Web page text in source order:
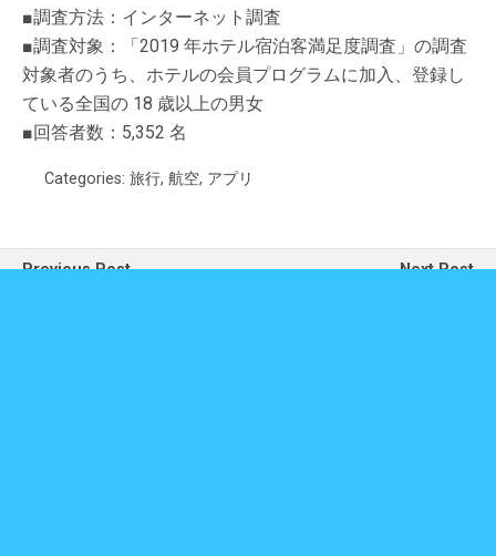
■調査方法：インターネット調査
■調査対象：「2019 年ホテル宿泊客満足度調査」の調査
対象者のうち、ホテルの会員プログラムに加入、登録し
ている全国の 18 歳以上の男女
■回答者数：5,352 名
Categories: 旅行, 航空, アプリ
Previous Post
Next Post